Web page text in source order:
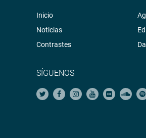
Inicio
Noticias
Contrastes
SÍGUENOS